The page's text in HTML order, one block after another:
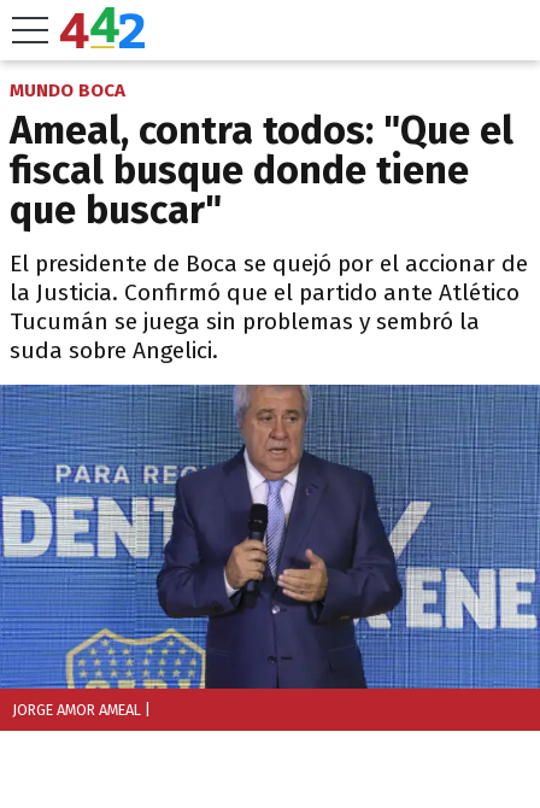
MUNDO BOCA
Ameal, contra todos: "Que el
fiscal busque donde tiene
que buscar"
El presidente de Boca se quejó por el accionar de
la Justicia. Confirmó que el partido ante Atlético
Tucumán se juega sin problemas y sembró la
suda sobre Angelici.
JORGE AMOR AMEAL